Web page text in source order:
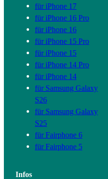
für iPhone 17
für iPhone 16 Pro
für iPhone 16
für iPhone 15 Pro
für iPhone 15
für iPhone 14 Pro
für iPhone 14
für Samsung Galaxy
S26
für Samsung Galaxy
S25
für Fairphone 6
für Fairphone 5
Infos